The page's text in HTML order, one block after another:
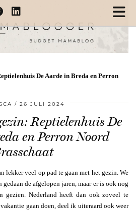
De Aarde in Breda en Perron
26 JULI 2024
Reptielenhuis De
en Perron Noord
lekker veel op pad te gaan met het gezin. We
de afgelopen jaren, maar er is ook nog
gezien. Nederland heeft dan ook zoveel te
gaan doen, deel ik uiteraard ook weer